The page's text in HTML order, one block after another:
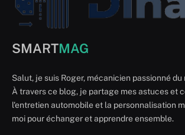
SMARTMAG
Salut, je suis Roger, mécanicien passionné du
À travers ce blog, je partage mes astuces et
l'entretien automobile et la personnalisation
moi pour échanger et apprendre ensemble.